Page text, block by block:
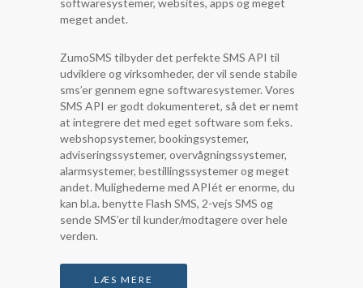
softwaresystemer, websites, apps og meget
meget andet.
ZumoSMS tilbyder det perfekte SMS API til
udviklere og virksomheder, der vil sende stabile
sms’er gennem egne softwaresystemer. Vores
SMS API er godt dokumenteret, så det er nemt
at integrere det med eget software som f.eks.
webshopsystemer, bookingsystemer,
adviseringssystemer, overvågningssystemer,
alarmsystemer, bestillingssystemer og meget
andet. Mulighederne med APIét er enorme, du
kan bl.a. benytte Flash SMS, 2-vejs SMS og
sende SMS’er til kunder/modtagere over hele
verden.
LÆS MERE